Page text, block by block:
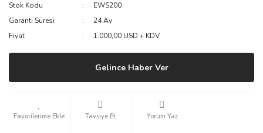
Stok Kodu
EWS200
Garanti Süresi
24 Ay
Fiyat
1.000,00 USD + KDV
Gelince Haber Ver
Tavsiye Et Yorum Yaz